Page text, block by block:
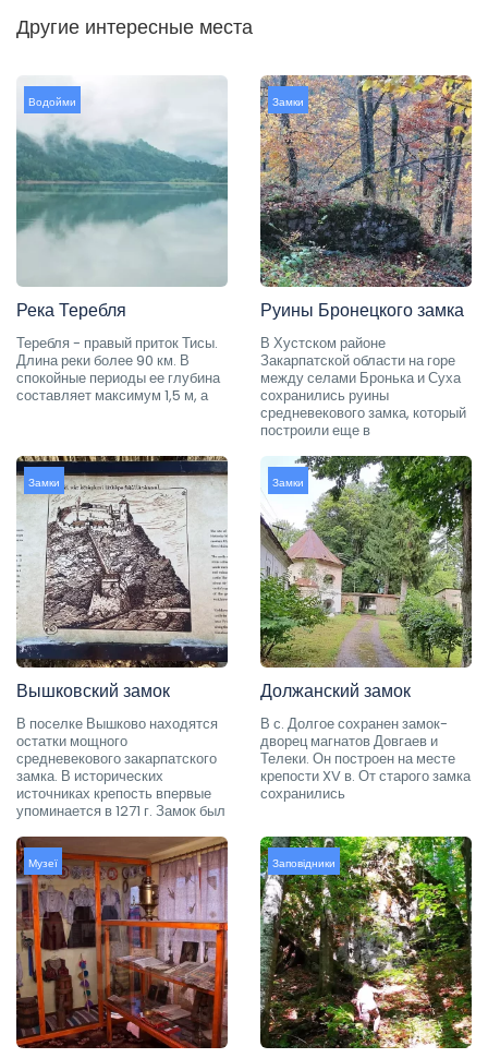
Другие интересные места
Водойми
Река Теребля
Теребля - правый приток Тисы.
Длина реки более 90 км. В
спокойные периоды ее глубина
составляет максимум 1,5 м, а
Замки
Руины Бронецкого замка
В Хустском районе
Закарпатской области на горе
между селами Бронька и Суха
сохранились руины
средневекового замка, который
построили еще в
Замки
Вышковский замок
В поселке Вышково находятся
остатки мощного
средневекового закарпатского
замка. В исторических
источниках крепость впервые
упоминается в 1271 г. Замок был
Замки
Должанский замок
В с. Долгое сохранен замок-
дворец магнатов Довгаев и
Телеки. Он построен на месте
крепости XV в. От старого замка
сохранились
Музеї Заповідники